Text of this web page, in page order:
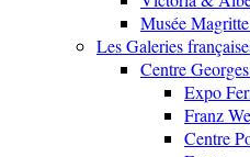
Musée
Les Galeries
Centre
Expo
Franz
Centre